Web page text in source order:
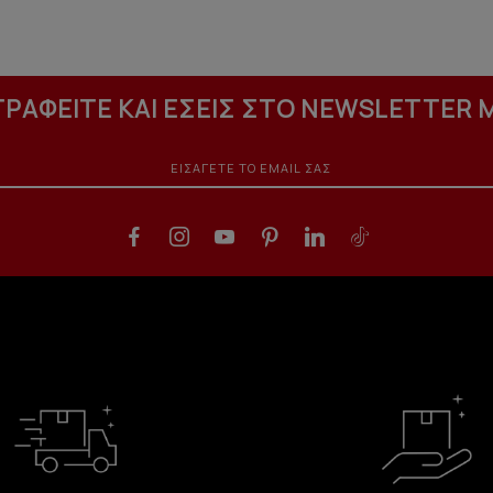
ΚΑΙ ΕΣΕΙΣ ΣΤΟ NEWSLETTER